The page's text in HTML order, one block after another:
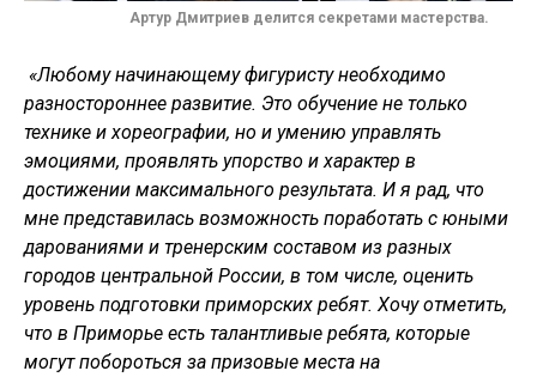
Артур Дмитриев делится секретами мастерства.
«Любому начинающему фигуристу необходимо
разностороннее развитие. Это обучение не только
технике и хореографии, но и умению управлять
эмоциями, проявлять упорство и характер в
достижении максимального результата. И я рад, что
мне представилась возможность поработать с юными
дарованиями и тренерским составом из разных
городов центральной России, в том числе, оценить
уровень подготовки приморских ребят. Хочу отметить,
что в Приморье есть талантливые ребята, которые
могут побороться за призовые места на